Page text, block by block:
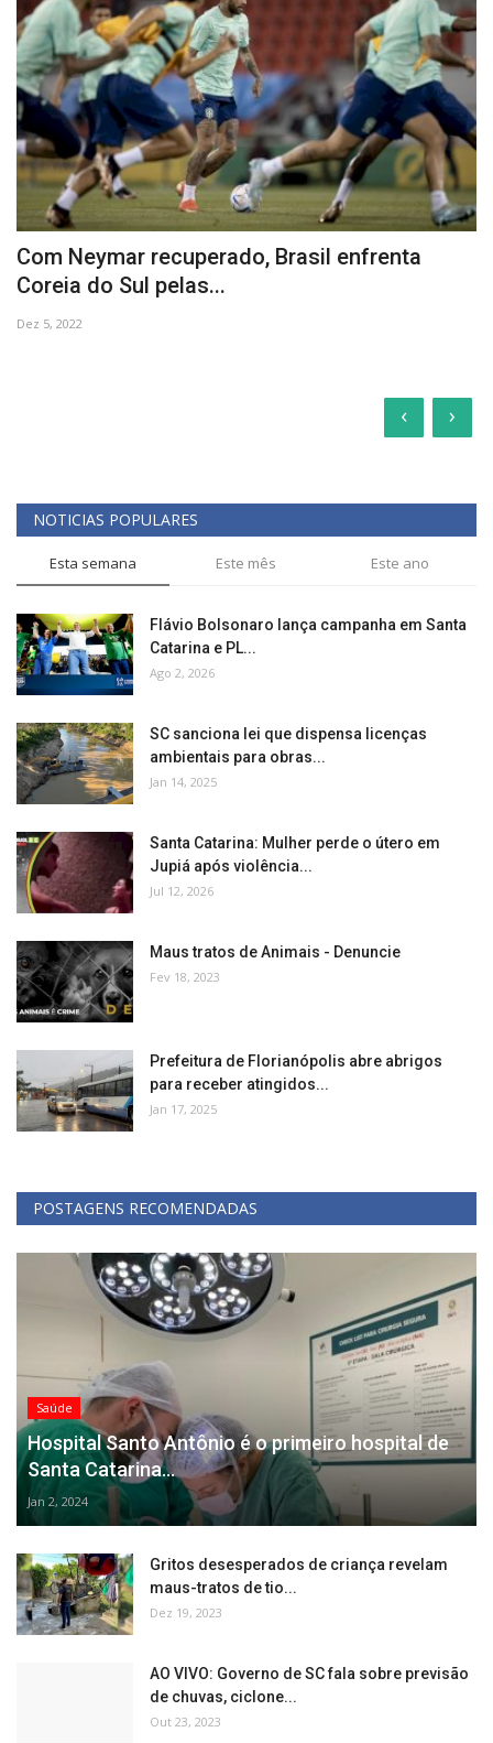
Com Neymar recuperado, Brasil enfrenta
Coreia do Sul pelas...
Dez 5, 2022
‹ ›
NOTICIAS POPULARES
Esta semana Este mês Este ano
Flávio Bolsonaro lança campanha em Santa
Catarina e PL...
Ago 2, 2026
SC sanciona lei que dispensa licenças
ambientais para obras...
Jan 14, 2025
Santa Catarina: Mulher perde o útero em
Jupiá após violência...
Jul 12, 2026
Maus tratos de Animais - Denuncie
Fev 18, 2023
Prefeitura de Florianópolis abre abrigos
para receber atingidos...
Jan 17, 2025
POSTAGENS RECOMENDADAS
Saúde
Hospital Santo Antônio é o primeiro hospital de
Santa Catarina...
Jan 2, 2024
Gritos desesperados de criança revelam
maus-tratos de tio...
Dez 19, 2023
AO VIVO: Governo de SC fala sobre previsão
de chuvas, ciclone...
Out 23, 2023